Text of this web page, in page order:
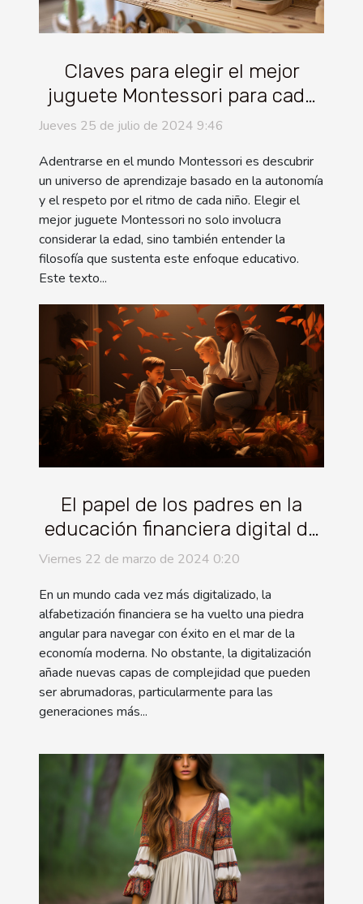
Claves para elegir el mejor
juguete Montessori para cada
edad
Jueves 25 de julio de 2024 9:46
Adentrarse en el mundo Montessori es descubrir
un universo de aprendizaje basado en la autonomía
y el respeto por el ritmo de cada niño. Elegir el
mejor juguete Montessori no solo involucra
considerar la edad, sino también entender la
filosofía que sustenta este enfoque educativo.
Este texto...
El papel de los padres en la
educación financiera digital de
sus hijos
Viernes 22 de marzo de 2024 0:20
En un mundo cada vez más digitalizado, la
alfabetización financiera se ha vuelto una piedra
angular para navegar con éxito en el mar de la
economía moderna. No obstante, la digitalización
añade nuevas capas de complejidad que pueden
ser abrumadoras, particularmente para las
generaciones más...